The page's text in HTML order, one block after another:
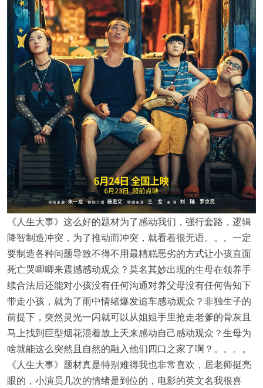
《人生大事》这么好的题材为了感动我们，强行套路，逻辑
降智制造冲突，为了推动而冲突，就看着很无语。。。一定
要制造各种问题导致不得不用最糟糕恶劣的方式让小孩直面
死亡哭唧唧来震撼感动观众？莫名其妙出现的生母在领养手
续合法后还能对小孩没有任何沟通对养父母没有任何告知下
带走小孩，就为了雨中情绪爆发追车感动观众？非独生子的
前提下，突然灵光一闪就可以从姐姐手里抢走老爹的骨灰且
马上找到巨型烟花混着放上天来感动自己感动观众？生母为
啥就能这么突然且自然的融入他们四口之家了啊？。。。。
《人生大事》题材真是特别难得我也非常喜欢，居老师挺亮
眼的，小演员几次的情绪是到位的，电影的英文名我很喜